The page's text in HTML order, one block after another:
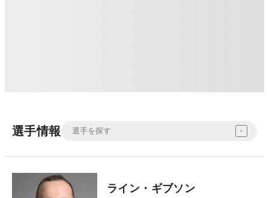
選手情報
ライン・ギブソン